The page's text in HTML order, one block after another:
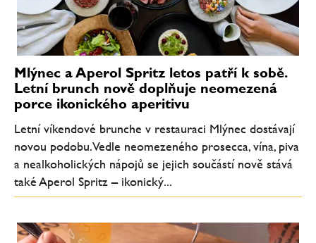
Mlýnec a Aperol Spritz letos patří k sobě.
Letní brunch nově doplňuje neomezená
porce ikonického aperitivu
Letní víkendové brunche v restauraci Mlýnec dostávají
novou podobu. Vedle neomezeného prosecca, vína, piva
a nealkoholických nápojů se jejich součástí nově stává
také Aperol Spritz – ikonický...